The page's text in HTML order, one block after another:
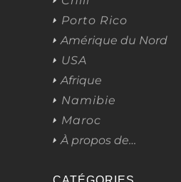
Porto Rico
Amérique du Nord
USA
Afrique
Namibie
Maroc
À propos de…